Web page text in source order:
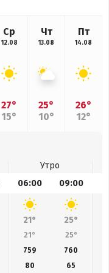
Ср
12.08
27°
15°
Чт
13.08
25°
10°
Пт
14.08
26°
12°
Утро
06:00 09:00
21° 25°
21° 25°
759 760
80 65